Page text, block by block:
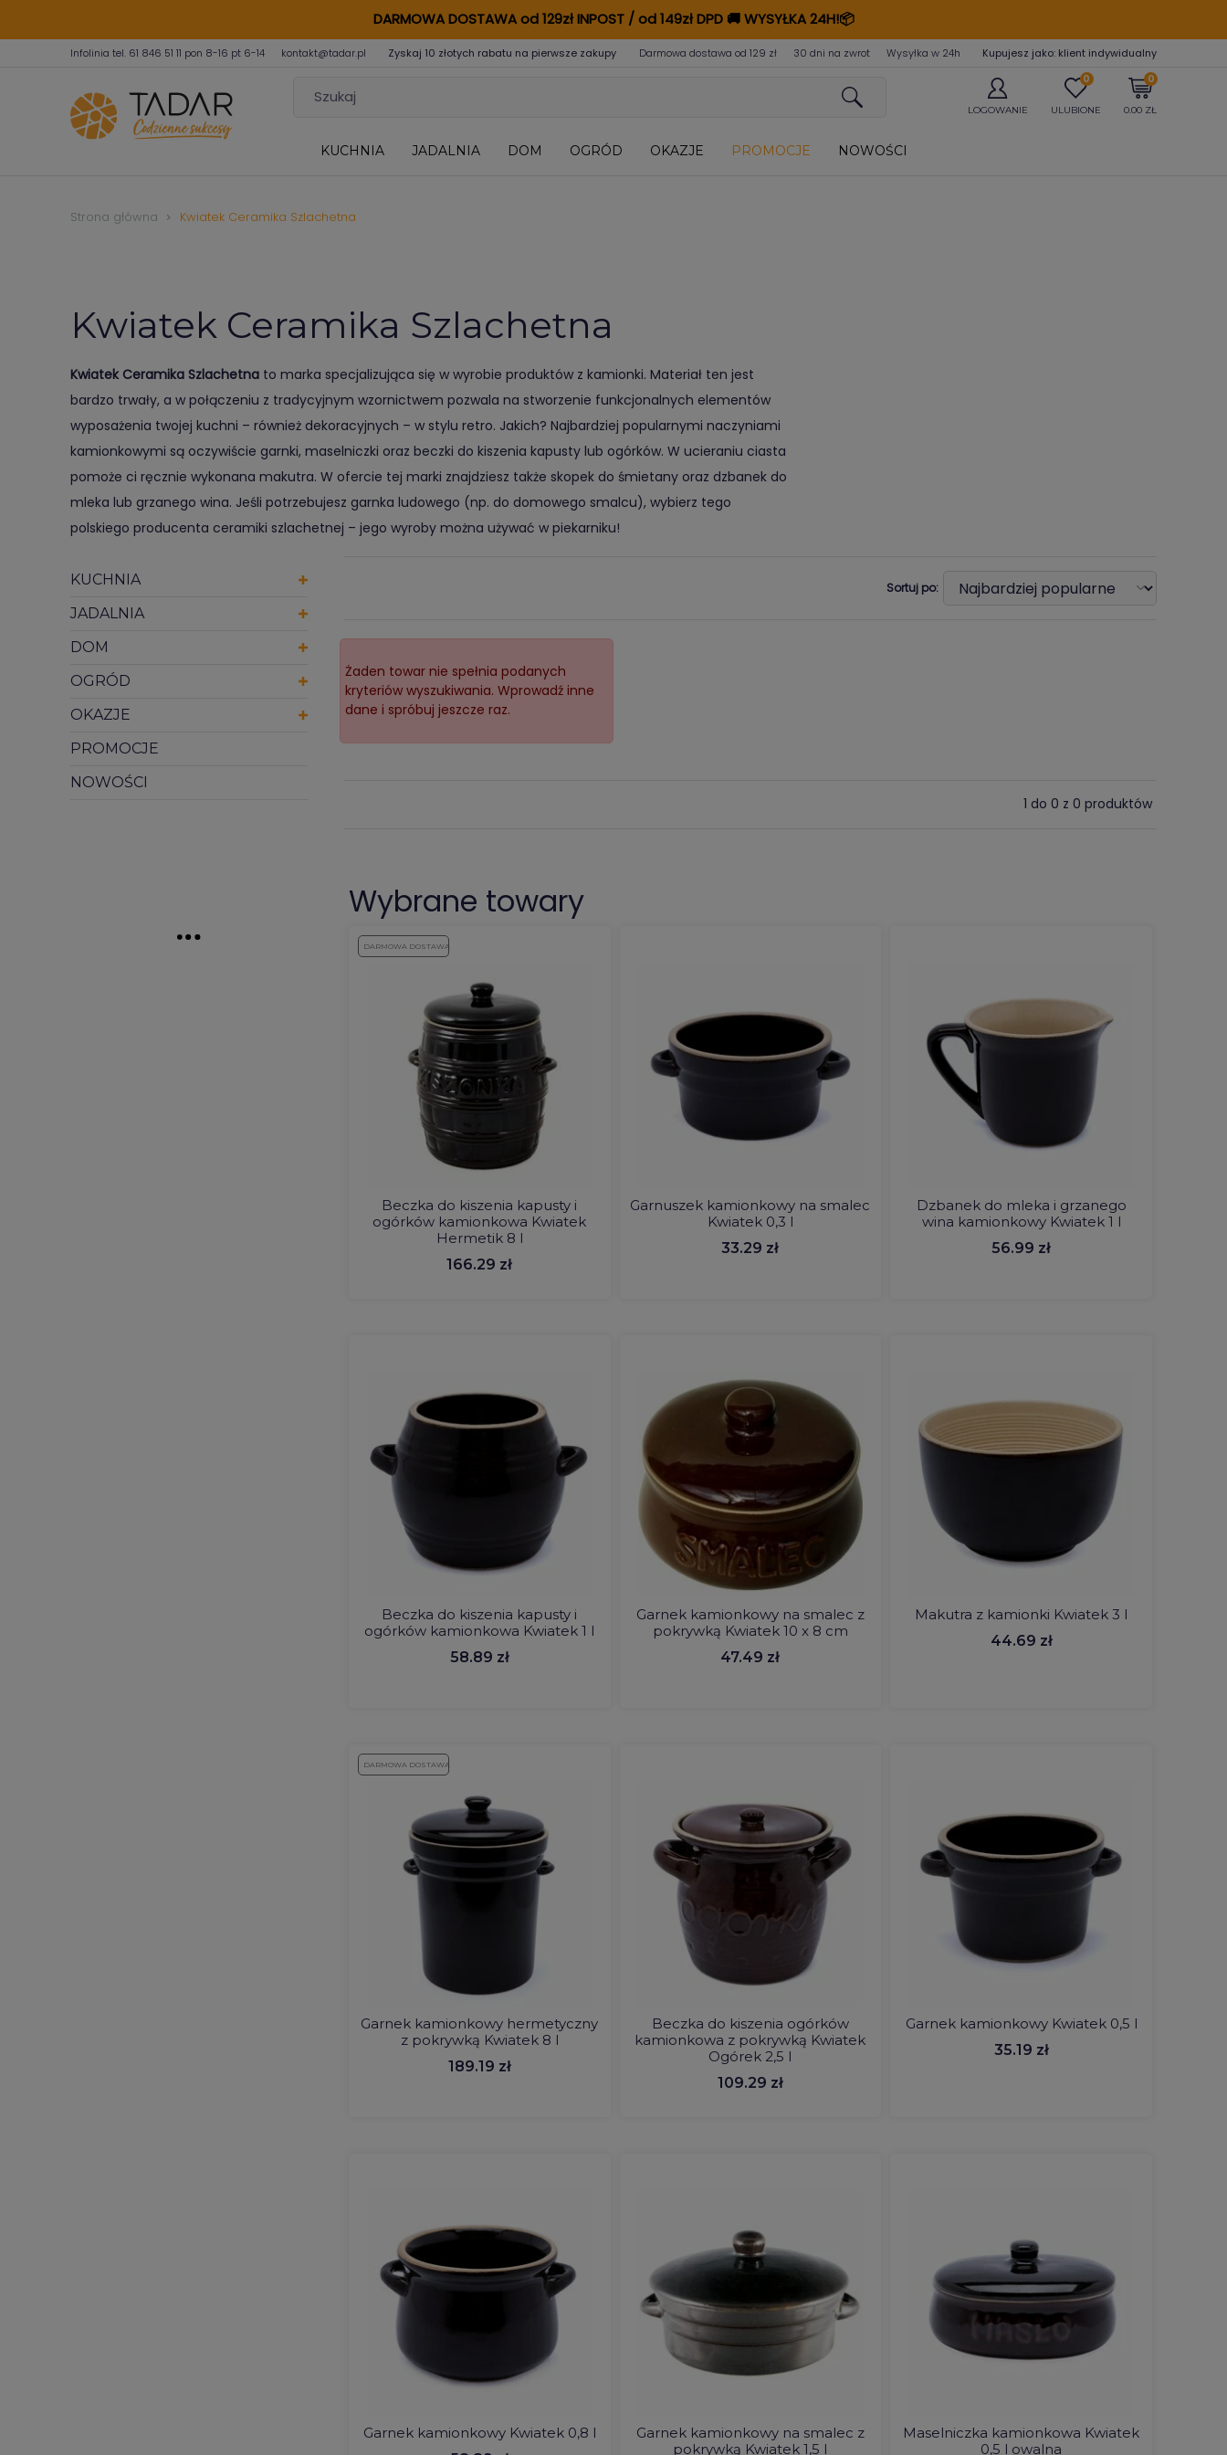
DARMOWA DOSTAWA od 129zł INPOST / od 149zł DPD🚚WYSYŁKA 24H!📦
Infolinia tel. 61 846 51 11 pon 8-16 pt 6-14 kontakt@tadar.pl Zyskaj 10 złotych rabatu na pierwsze zakupy Darmowa dostawa od 129 zł 30 dni na zwrot Wysyłka w 24h Kupujesz jako: klient indywidualny
LOGOWANIE
0
ULUBIONE
0
0.00 ZŁ
KUCHNIA JADALNIA DOM OGRÓD OKAZJE PROMOCJE NOWOŚCI
Strona główna Kwiatek Ceramika Szlachetna
Kwiatek Ceramika Szlachetna
Kwiatek Ceramika Szlachetna to marka specjalizująca się w wyrobie produktów z kamionki. Materiał ten jest
bardzo trwały, a w połączeniu z tradycyjnym wzornictwem pozwala na stworzenie funkcjonalnych elementów
wyposażenia twojej kuchni – również dekoracyjnych – w stylu retro. Jakich? Najbardziej popularnymi naczyniami
kamionkowymi są oczywiście garnki, maselniczki oraz beczki do kiszenia kapusty lub ogórków. W ucieraniu ciasta
pomoże ci ręcznie wykonana makutra. W ofercie tej marki znajdziesz także skopek do śmietany oraz dzbanek do
mleka lub grzanego wina. Jeśli potrzebujesz garnka ludowego (np. do domowego smalcu), wybierz tego
polskiego producenta ceramiki szlachetnej – jego wyroby można używać w piekarniku!
KUCHNIA
JADALNIA
DOM
OGRÓD
OKAZJE
PROMOCJE
NOWOŚCI
Sortuj po:
Żaden towar nie spełnia podanych
kryteriów wyszukiwania. Wprowadź inne
dane i spróbuj jeszcze raz.
1 do 0 z 0 produktów
Wybrane towary
DARMOWA DOSTAWA
Beczka do kiszenia kapusty i
ogórków kamionkowa Kwiatek
Hermetik 8 l
166.29 zł
Garnuszek kamionkowy na smalec
Kwiatek 0,3 l
33.29 zł
Dzbanek do mleka i grzanego
wina kamionkowy Kwiatek 1 l
56.99 zł
Beczka do kiszenia kapusty i
ogórków kamionkowa Kwiatek 1 l
58.89 zł
Garnek kamionkowy na smalec z
pokrywką Kwiatek 10 x 8 cm
47.49 zł
Makutra z kamionki Kwiatek 3 l
44.69 zł
DARMOWA DOSTAWA
Garnek kamionkowy hermetyczny
z pokrywką Kwiatek 8 l
189.19 zł
Beczka do kiszenia ogórków
kamionkowa z pokrywką Kwiatek
Ogórek 2,5 l
109.29 zł
Garnek kamionkowy Kwiatek 0,5 l
35.19 zł
Garnek kamionkowy Kwiatek 0,8 l
Garnek kamionkowy na smalec z
pokrywką Kwiatek 1,5 l
Maselniczka kamionkowa Kwiatek
0,5 l owalna